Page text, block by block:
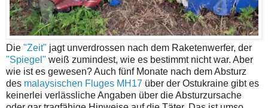
Die "Zeit" jagt unverdrossen nach dem Raketenwerfer, der
"Spiegel" weiß zumindest, wie es bestimmt nicht war. Aber
wie ist es gewesen? Auch fünf Monate nach dem Absturz
des malaysischen Fluges MH17 über der Ostukraine gibt es
keinerlei verlässliche Angaben über die Absturzursache